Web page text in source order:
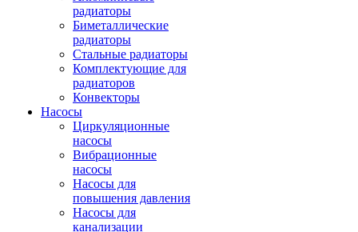
радиаторы
Биметаллические
радиаторы
Стальные радиаторы
Комплектующие для
радиаторов
Конвекторы
Насосы
Циркуляционные
насосы
Вибрационные
насосы
Насосы для
повышения давления
Насосы для
канализации